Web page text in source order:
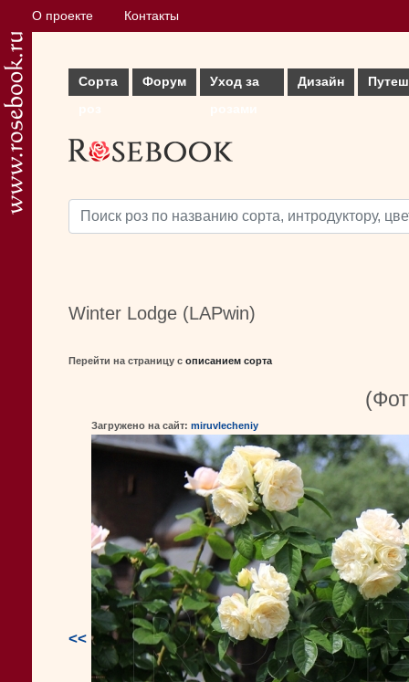
О проекте Контакты
Сорта
Форум
Уход за
Дизайн
Winter Lodge (LAPwin)
Перейти на страницу с описанием сорта
<<
Загружено на сайт: miruvlecheniy